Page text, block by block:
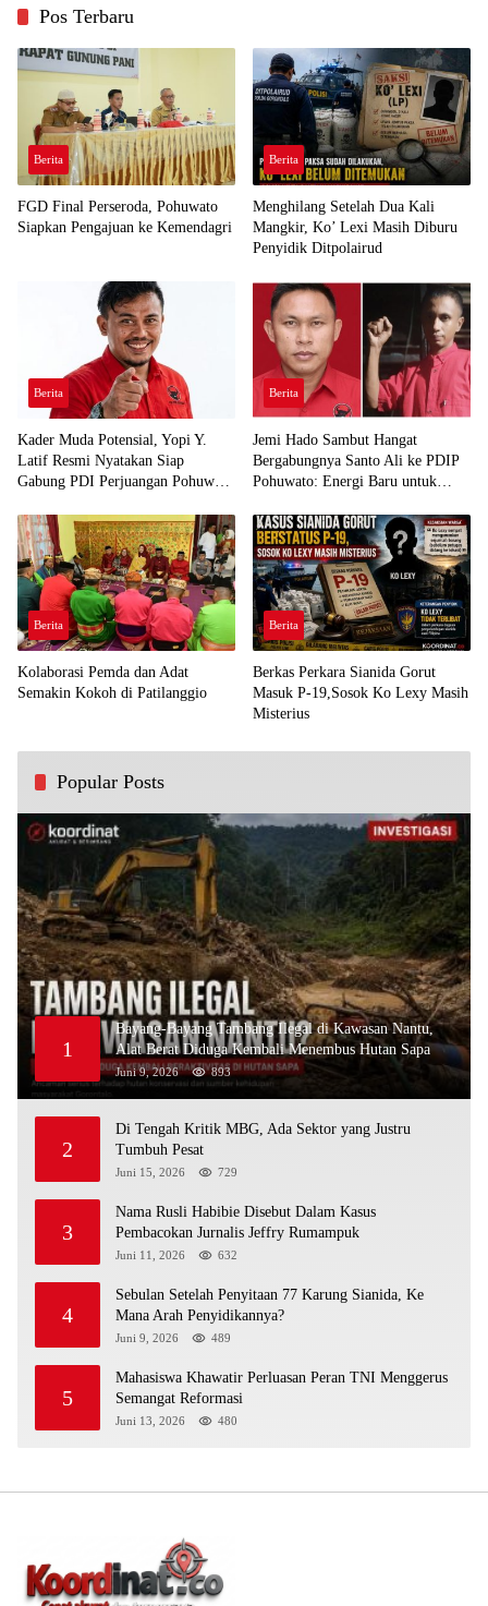
Pos Terbaru
Berita
FGD Final Perseroda, Pohuwato
Siapkan Pengajuan ke Kemendagri
Berita
Menghilang Setelah Dua Kali
Mangkir, Ko’ Lexi Masih Diburu
Penyidik Ditpolairud
Berita
Kader Muda Potensial, Yopi Y.
Latif Resmi Nyatakan Siap
Gabung PDI Perjuangan Pohuwato
Berita
Jemi Hado Sambut Hangat
Bergabungnya Santo Ali ke PDIP
Pohuwato: Energi Baru untuk
Berita
Kolaborasi Pemda dan Adat
Semakin Kokoh di Patilanggio
Berita
Berkas Perkara Sianida Gorut
Masuk P-19,Sosok Ko Lexy Masih
Misterius
Popular Posts
1
Bayang-Bayang Tambang Ilegal di Kawasan Nantu,
Alat Berat Diduga Kembali Menembus Hutan Sapa
Juni 9, 2026 893
2
Di Tengah Kritik MBG, Ada Sektor yang Justru
Tumbuh Pesat
Juni 15, 2026 729
3
Nama Rusli Habibie Disebut Dalam Kasus
Pembacokan Jurnalis Jeffry Rumampuk
Juni 11, 2026 632
4
Sebulan Setelah Penyitaan 77 Karung Sianida, Ke
Mana Arah Penyidikannya?
Juni 9, 2026 489
5
Mahasiswa Khawatir Perluasan Peran TNI Menggerus
Semangat Reformasi
Juni 13, 2026 480